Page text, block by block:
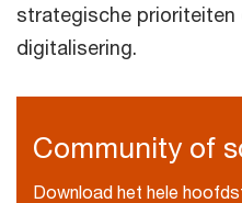
strategische prioriteiten
digitalisering.
Community of
Download het hele